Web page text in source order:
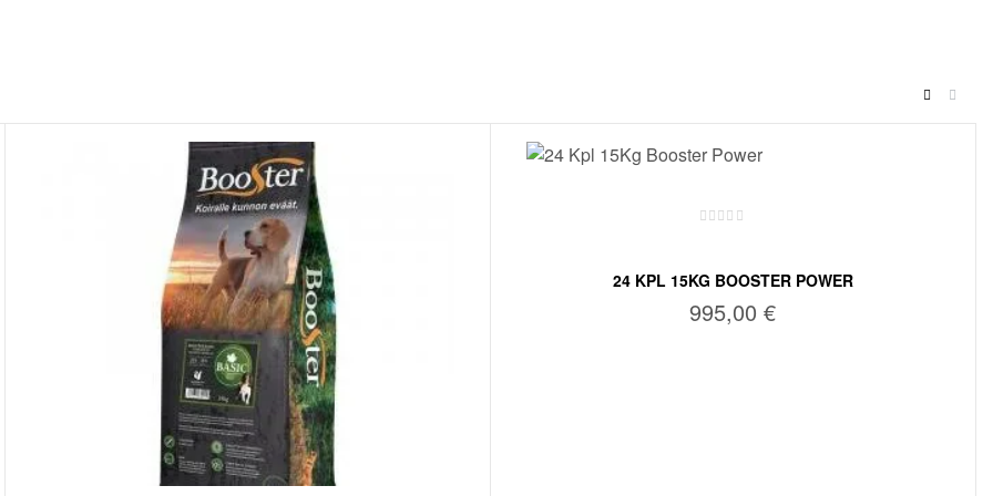
24 KPL 15KG BOOSTER POWER
995,00€